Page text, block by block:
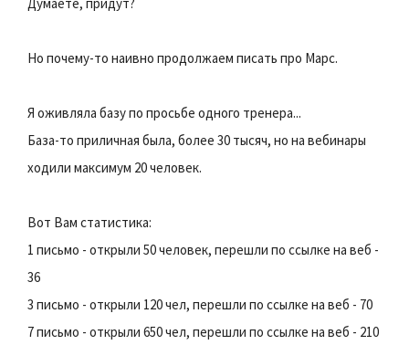
Но почему-то наивно продолжаем писать про Марс.
Я оживляла базу по просьбе одного тренера...
База-то приличная была, более 30 тысяч, но на вебинары
ходили максимум 20 человек.
Вот Вам статистика:
1 письмо - открыли 50 человек, перешли по ссылке на веб -
36
3 письмо - открыли 120 чел, перешли по ссылке на веб - 70
7 письмо - открыли 650 чел, перешли по ссылке на веб - 210